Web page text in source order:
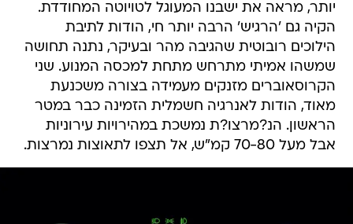
יותר, מראה את ישבנו המעוגל לטויוטה המחודדת.
הקיה גם 'הרגיש' הרבה יותר חי, הודות לתיבת
הילוכים רובוטית שהגיבה מהר ובעיקר, נתנה תחושה
שמשהו אמיתי מתרחש מתחת למכסה המנוע. שני
הקרוסאוברים מזנקים מעמידה בצורה משכנעת
מאוד, הודות לאנרגיה חשמלית הזמינה כבר במטר
הראשון. הנ?מרצו?ת נמשכת במהירויות עירוניות
אבל מעל 70-80 קמ"ש, אל תצפו לתאוצות נמרצות.